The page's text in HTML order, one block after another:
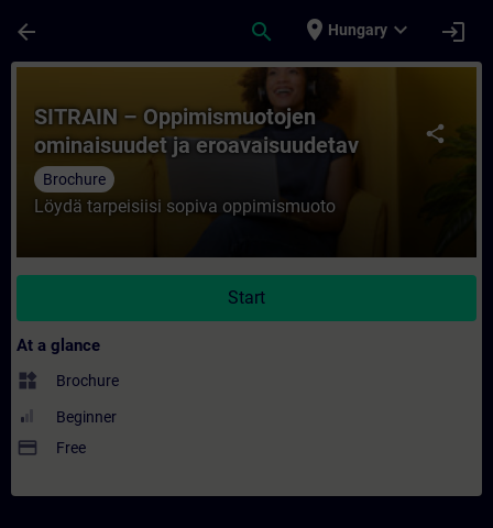
arrow_back search place Hungary expand_more login
Course - SITRAIN – Oppimismuotojen
share
SITRAIN – Oppimismuotojen
ominaisuudet ja eroavaisuudetav
Brochure
Löydä tarpeisiisi sopiva oppimismuoto
Start
At a glance
widgets Brochure
Beginner
payment Free